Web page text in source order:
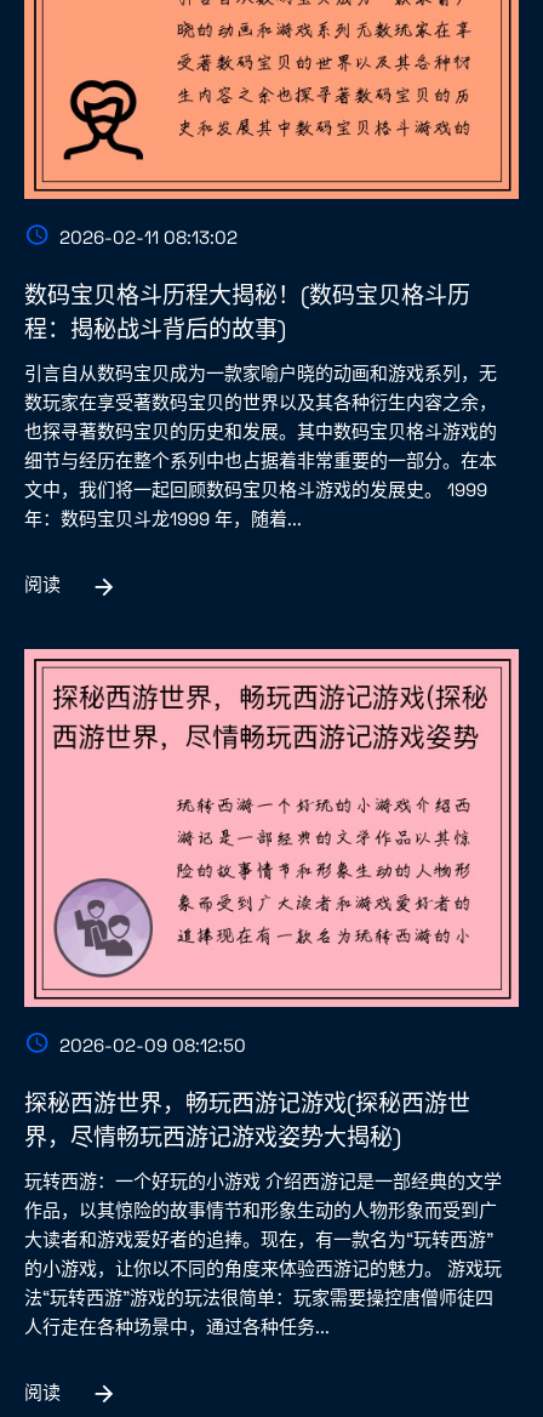
2026-02-11 08:13:02
数码宝贝格斗历程大揭秘！(数码宝贝格斗历
程：揭秘战斗背后的故事)
引言自从数码宝贝成为一款家喻户晓的动画和游戏系列，无
数玩家在享受著数码宝贝的世界以及其各种衍生内容之余，
也探寻著数码宝贝的历史和发展。其中数码宝贝格斗游戏的
细节与经历在整个系列中也占据着非常重要的一部分。在本
文中，我们将一起回顾数码宝贝格斗游戏的发展史。 1999
年：数码宝贝斗龙1999 年，随着...
阅读
2026-02-09 08:12:50
探秘西游世界，畅玩西游记游戏(探秘西游世
界，尽情畅玩西游记游戏姿势大揭秘)
玩转西游：一个好玩的小游戏 介绍西游记是一部经典的文学
作品，以其惊险的故事情节和形象生动的人物形象而受到广
大读者和游戏爱好者的追捧。现在，有一款名为“玩转西游”
的小游戏，让你以不同的角度来体验西游记的魅力。 游戏玩
法“玩转西游”游戏的玩法很简单：玩家需要操控唐僧师徒四
人行走在各种场景中，通过各种任务...
阅读